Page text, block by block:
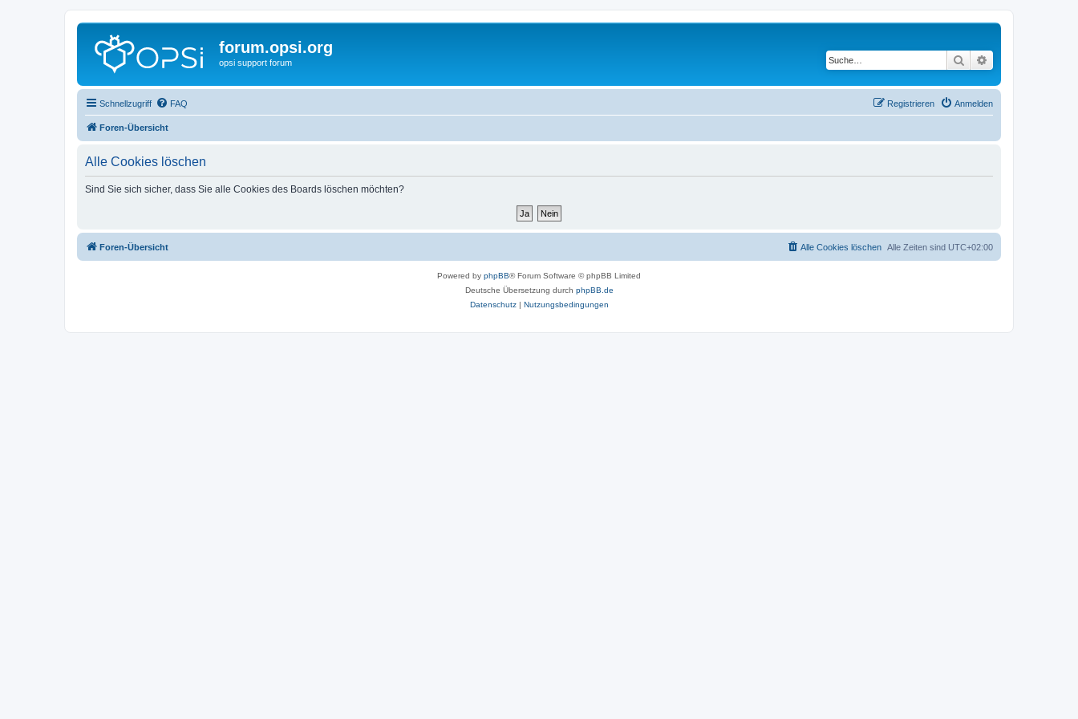
forum.opsi.org
opsi support forum Suche
Schnellzugriff FAQ Anmelden
Registrieren
Foren-Übersicht
Alle Cookies löschen
Sind Sie sich sicher, dass Sie alle Cookies des Boards löschen möchten?
Foren-Übersicht Alle Zeiten sind UTC+02:00
Alle Cookies löschen
Powered by phpBB® Forum Software © phpBB Limited
Deutsche Übersetzung durch phpBB.de
Datenschutz| Nutzungsbedingungen